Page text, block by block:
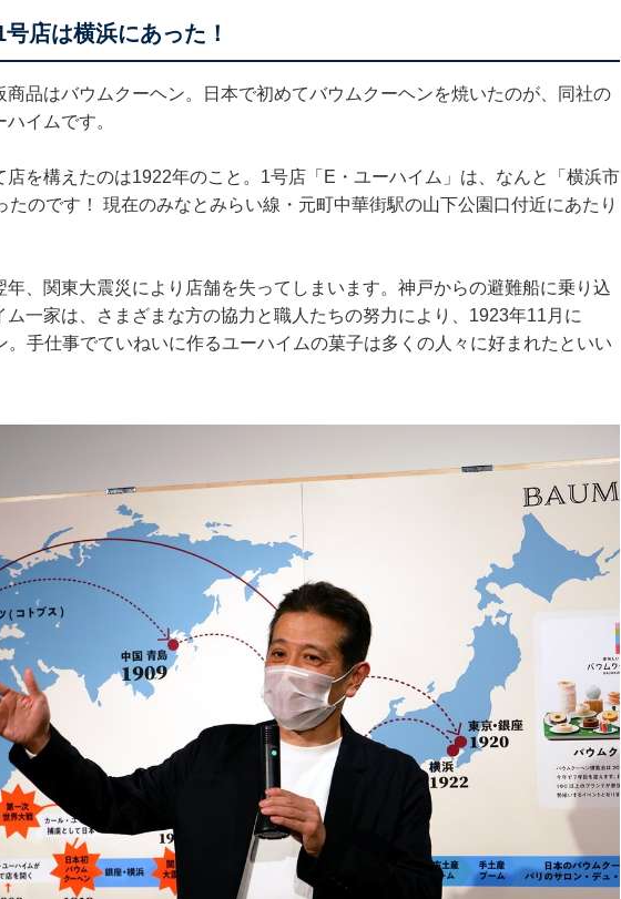
店は横浜にあった！
品はバウムクーヘン。日本で初めてバウムクーヘンを焼いたのが、同社の
イムです。
を構えたのは1922年のこと。1号店「E・ユーハイム」は、なんと「横浜市
たのです！ 現在のみなとみらい線・元町中華街駅の山下公園口付近にあたり
、関東大震災により店舗を失ってしまいます。神戸からの避難船に乗り込
一家は、さまざまな方の協力と職人たちの努力により、1923年11月に
。手仕事でていねいに作るユーハイムの菓子は多くの人々に好まれたといい